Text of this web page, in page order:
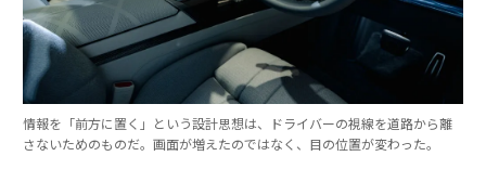
情報を「前方に置く」という設計思想は、ドライバーの視線を道路から離
さないためのものだ。画面が増えたのではなく、目の位置が変わった。